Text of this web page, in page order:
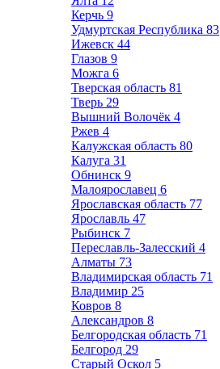
Керчь 9
Удмуртская Республика 83
Ижевск 44
Глазов 9
Можга 6
Тверская область 81
Тверь 29
Вышний Волочёк 4
Ржев 4
Калужская область 80
Калуга 31
Обнинск 9
Малоярославец 6
Ярославская область 77
Ярославль 47
Рыбинск 7
Переславль-Залесский 4
Алматы 73
Владимирская область 71
Владимир 25
Ковров 8
Александров 8
Белгородская область 71
Белгород 29
Старый Оскол 5